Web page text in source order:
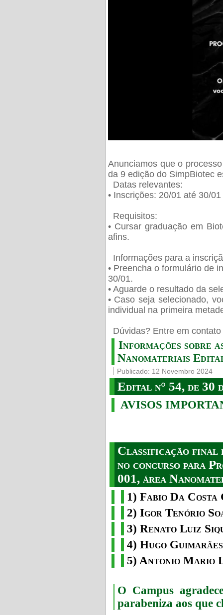
Anunciamos que o
da 9 edição do SimpBiotec
Datas relevantes:
• Inscrições: 20/01 até 30/01
Requisitos:
• Cursar graduação em
afins.
Informações para a
• Preencha o formulário de
30/01.
• Aguarde o resultado da
• Caso seja selecionado,
individual na primeira
Dúvidas? Entre em
Informações sobre
Nanomateriais
Publicado: 12 Novembro 2024
Edital n° 54, de 30
AVISOS
Classificação final
no concurso para
001, área
1) Fabio Da
2) Igor Tenório
3) Renato Luiz
4) Hugo
5) Antonio Mario
O Campus
parabeniza aos que